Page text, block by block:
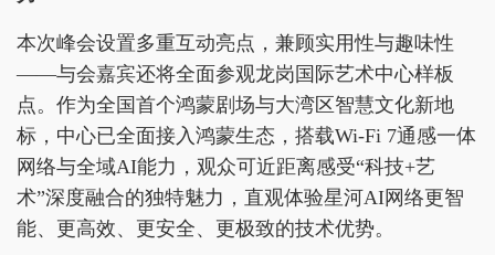
本次峰会设置多重互动亮点，兼顾实用性与趣味性
——与会嘉宾还将全面参观龙岗国际艺术中心样板
点。作为全国首个鸿蒙剧场与大湾区智慧文化新地
标，中心已全面接入鸿蒙生态，搭载Wi-Fi 7通感一体
网络与全域AI能力，观众可近距离感受“科技+艺
术”深度融合的独特魅力，直观体验星河AI网络更智
能、更高效、更安全、更极致的技术优势。